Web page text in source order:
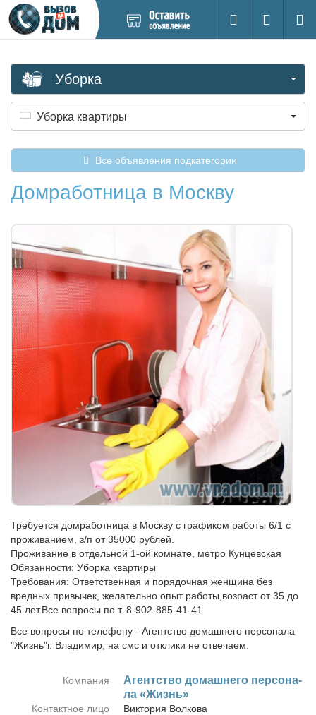
новое
Поиск
Вход на
Уборка
Уборка квартиры
Все объявления подкатегории
Домработница в Москву
Требуется домработница в Москву с графиком работы 6/1 с
проживанием, з/п от 35000 рублей.
Проживание в отдельной 1-ой комнате, метро Кунцевская
Обязанности: Уборка квартиры
Требования: Ответственная и порядочная женщина без
вредных привычек, желательно опыт работы,возраст от 35 до
45 лет.Все вопросы по т. 8-902-885-41-41
Все вопросы по телефону - Агентство домашнего персонала
"Жизнь"г. Владимир, на смс и отклики не отвечаем.
Компания
Агент­ство до­маш­не­го пер­со­на­
ла «Жизнь»
Контактное лицо Вик­то­рия Вол­ко­ва